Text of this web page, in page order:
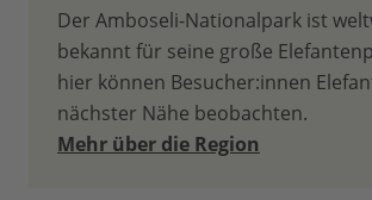
Der Amboseli-Nationalpark ist
bekannt für seine große
hier können Besucher:innen
nächster Nähe beobachten.
Mehr über die Region